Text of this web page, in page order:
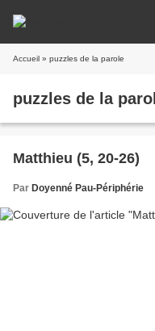
Accueil » puzzles de la parole
puzzles de la
Matthieu (5, 20-26)
Par Doyenné Pau-Périphérie